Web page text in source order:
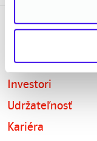
O spoločnosti
Investori
Udržateľnosť
Kariéra